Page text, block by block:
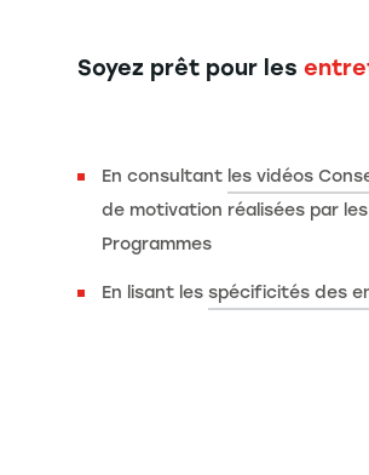
Soyez prêt pour les
En consultant les vidéos
de motivation réalisées par
Programmes
En lisant les spécificités des